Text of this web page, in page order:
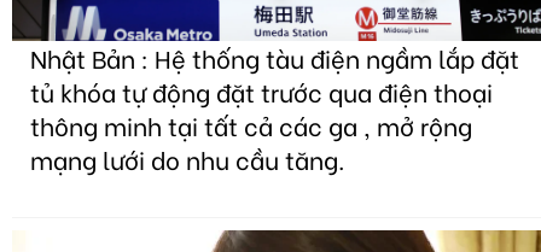
Nhật Bản : Hệ thống tàu điện ngầm lắp đặt
tủ khóa tự động đặt trước qua điện thoại
thông minh tại tất cả các ga , mở rộng
mạng lưới do nhu cầu tăng.